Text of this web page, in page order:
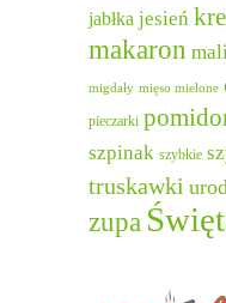
jabłka jesień
makaron
migdały mięso mielone
pieczarki
szpinak szybkie
truskawki
zupa